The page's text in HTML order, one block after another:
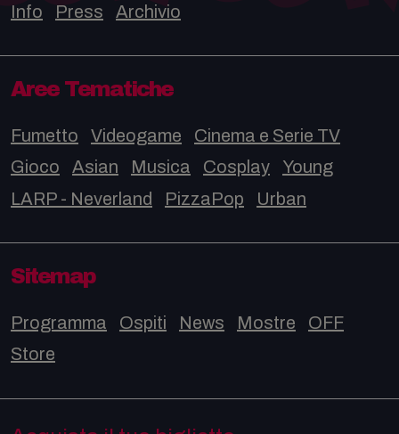
Info Press Archivio
Aree Tematiche
Fumetto Videogame
Cinema e Serie TV
Gioco
Asian Musica Cosplay
Young
LARP - Neverland
PizzaPop Urban
Sitemap
Programma Ospiti News Mostre
OFF
Store